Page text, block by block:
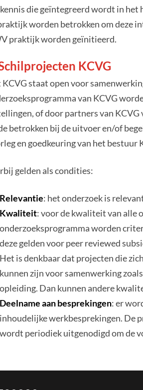
die geïntegreerd wordt in het
worden betrokken om deze
praktijk worden geïnitieerd.
KCVG
KCVG staat open voor
van KCVG
of door partners van KCVG
betrokken bij de uitvoer en/of
en goedkeuring van het bestuur
gelden als condities:
Relevantie: het onderzoek is
Kwaliteit: voor de kwaliteit van alle
onderzoeksprogramma worden
deze gelden voor peer reviewed
Het is denkbaar dat projecten die
kunnen zijn voor samenwerking
opleiding. Dan kunnen andere
Deelname aan besprekingen: er
inhoudelijke werkbesprekingen. De
wordt periodiek uitgenodigd om de